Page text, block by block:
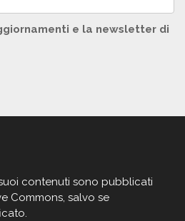
e la newsletter di
contenuti sono pubblicati
Commons, salvo se